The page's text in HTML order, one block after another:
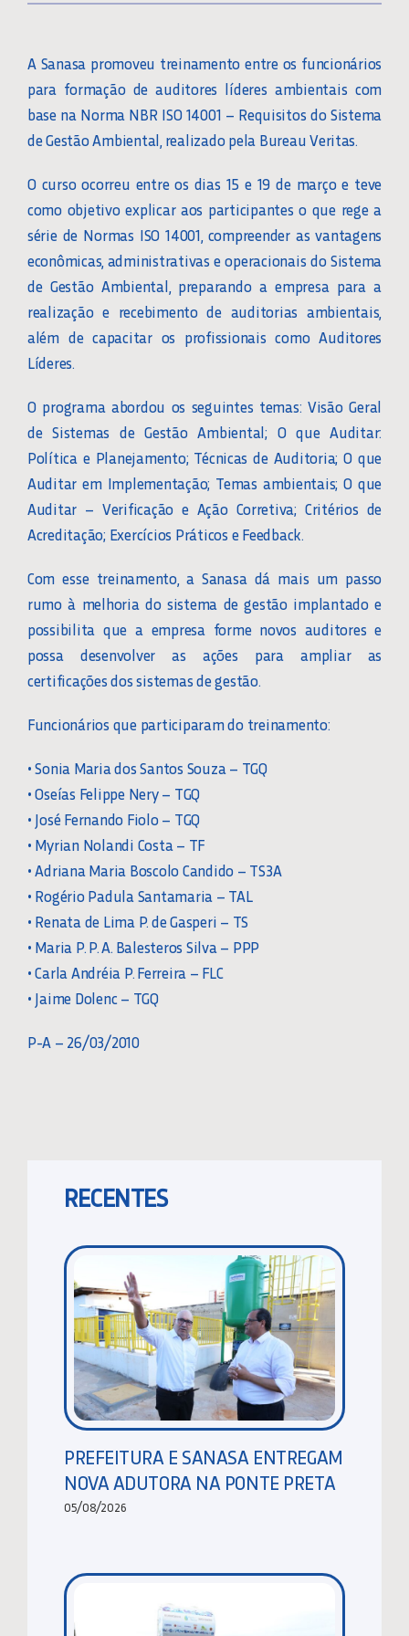
A Sanasa promoveu treinamento entre os funcionários
para formação de auditores líderes ambientais com
base na Norma NBR ISO 14001 – Requisitos do Sistema
de Gestão Ambiental, realizado pela Bureau Veritas.
O curso ocorreu entre os dias 15 e 19 de março e teve
como objetivo explicar aos participantes o que rege a
série de Normas ISO 14001, compreender as vantagens
econômicas, administrativas e operacionais do Sistema
de Gestão Ambiental, preparando a empresa para a
realização e recebimento de auditorias ambientais,
além de capacitar os profissionais como Auditores
Líderes.
O programa abordou os seguintes temas: Visão Geral
de Sistemas de Gestão Ambiental; O que Auditar:
Política e Planejamento; Técnicas de Auditoria; O que
Auditar em Implementação; Temas ambientais; O que
Auditar – Verificação e Ação Corretiva; Critérios de
Acreditação; Exercícios Práticos e Feedback.
Com esse treinamento, a Sanasa dá mais um passo
rumo à melhoria do sistema de gestão implantado e
possibilita que a empresa forme novos auditores e
possa desenvolver as ações para ampliar as
certificações dos sistemas de gestão.
Funcionários que participaram do treinamento:
• Sonia Maria dos Santos Souza – TGQ
• Oseías Felippe Nery – TGQ
• José Fernando Fiolo – TGQ
• Myrian Nolandi Costa – TF
• Adriana Maria Boscolo Candido – TS3A
• Rogério Padula Santamaria – TAL
• Renata de Lima P. de Gasperi – TS
• Maria P. P. A. Balesteros Silva – PPP
• Carla Andréia P. Ferreira – FLC
• Jaime Dolenc – TGQ
P-A – 26/03/2010
RECENTES
PREFEITURA E SANASA ENTREGAM
NOVA ADUTORA NA PONTE PRETA
05/08/2026